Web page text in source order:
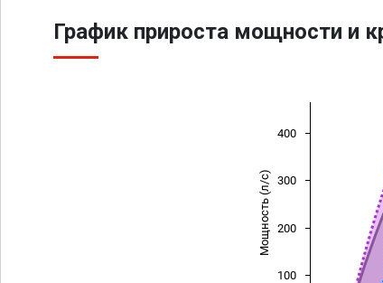
График прироста мощности и
Мощность (л/с)
100
200
300
400